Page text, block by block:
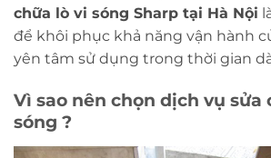
chữa lò vi sóng Sharp tại Hà Nội
để khôi phục khả năng vận hành
yên tâm sử dụng trong thời gian
Vì sao nên chọn dịch vụ sửa
sóng ?